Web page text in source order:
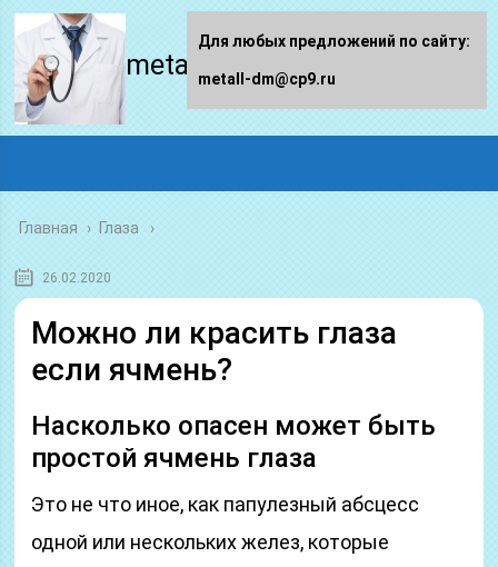
metall-dm.ru
Главная › Глаза
26.02.2020
Можно ли красить глаза
если ячмень?
Насколько опасен может быть
простой ячмень глаза
Это не что иное, как папулезный абсцесс
одной или нескольких желез, которые
Для любых предложений по сайту:
metall-dm@cp9.ru